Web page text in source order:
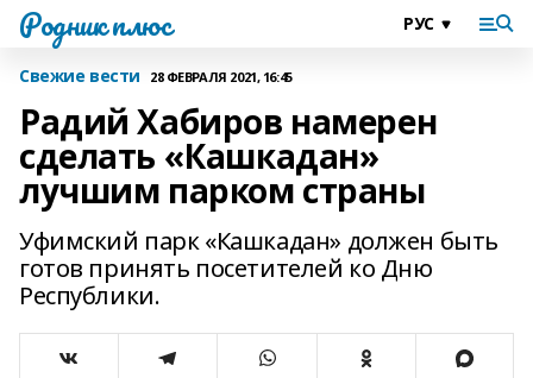
Родник плюс
Свежие вести 28 ФЕВРАЛЯ 2021, 16:45
Радий Хабиров намерен
сделать «Кашкадан»
лучшим парком страны
Уфимский парк «Кашкадан» должен быть
готов принять посетителей ко Дню
Республики.